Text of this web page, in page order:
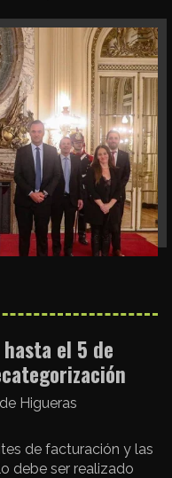
el 5 de
Higueras
de facturación y las
debe ser realizado